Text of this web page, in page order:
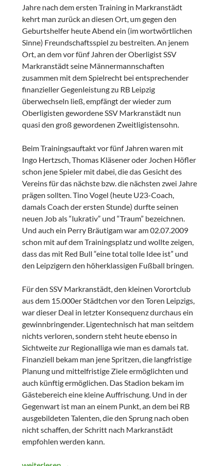
Jahre nach dem ersten Training in Markranstädt
kehrt man zurück an diesen Ort, um gegen den
Geburtshelfer heute Abend ein (im wortwörtlichen
Sinne) Freundschaftsspiel zu bestreiten. An jenem
Ort, an dem vor fünf Jahren der Oberligist SSV
Markranstädt seine Männermannschaften
zusammen mit dem Spielrecht bei entsprechender
finanzieller Gegenleistung zu RB Leipzig
überwechseln ließ, empfängt der wieder zum
Oberligisten gewordene SSV Markranstädt nun
quasi den groß gewordenen Zweitligistensohn.
Beim Trainingsauftakt vor fünf Jahren waren mit
Ingo Hertzsch, Thomas Kläsener oder Jochen Höfler
schon jene Spieler mit dabei, die das Gesicht des
Vereins für das nächste bzw. die nächsten zwei Jahre
prägen sollten. Tino Vogel (heute U23-Coach,
damals Coach der ersten Stunde) durfte seinen
neuen Job als “lukrativ” und “Traum” bezeichnen.
Und auch ein Perry Bräutigam war am 02.07.2009
schon mit auf dem Trainingsplatz und wollte zeigen,
dass das mit Red Bull “eine total tolle Idee ist” und
den Leipzigern den höherklassigen Fußball bringen.
Für den SSV Markranstädt, den kleinen Vorortclub
aus dem 15.000er Städtchen vor den Toren Leipzigs,
war dieser Deal in letzter Konsequenz durchaus ein
gewinnbringender. Ligentechnisch hat man seitdem
nichts verloren, sondern steht heute ebenso in
Sichtweite zur Regionalliga wie man es damals tat.
Finanziell bekam man jene Spritzen, die langfristige
Planung und mittelfristige Ziele ermöglichten und
auch künftig ermöglichen. Das Stadion bekam im
Gästebereich eine kleine Auffrischung. Und in der
Gegenwart ist man an einem Punkt, an dem bei RB
ausgebildeten Talenten, die den Sprung nach oben
nicht schaffen, der Schritt nach Markranstädt
empfohlen werden kann.